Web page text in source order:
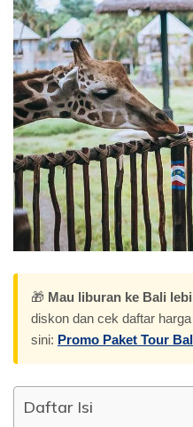
🎁 Mau liburan ke Bali
diskon dan cek daftar
sini: Promo Paket Tour
Daftar Isi